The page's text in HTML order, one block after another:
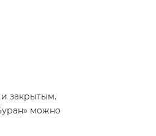
закрытым.
можно